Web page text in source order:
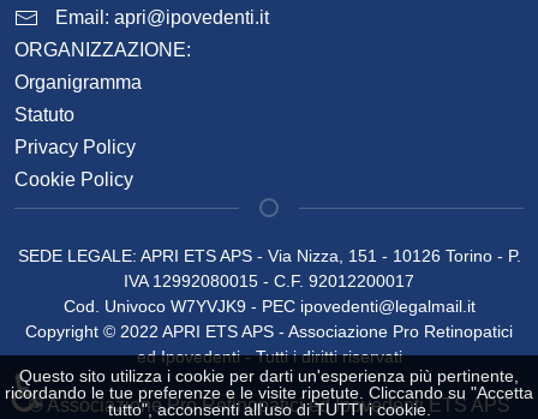
Email: apri@ipovedenti.it
ORGANIZZAZIONE:
Organigramma
Statuto
Privacy Policy
Cookie Policy
SEDE LEGALE: APRI ETS APS - Via Nizza, 151 - 10126 Torino - P.
IVA 12992080015 - C.F. 92012200017
Cod. Univoco W7YVJK9 - PEC ipovedenti@legalmail.it
Copyright © 2022 APRI ETS APS - Associazione Pro Retinopatici
ed Ipovedenti - Tutti i diritti riservati
© Associazione Pro Retinopatici ed Ipovedenti ETS APS
Questo sito utilizza i cookie per darti un'esperienza più pertinente,
ricordando le tue preferenze e le visite ripetute. Cliccando su "Accetta
tutto", acconsenti all'uso di TUTTI i cookie.